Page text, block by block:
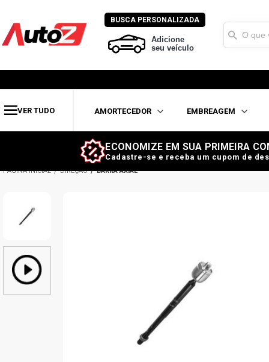
BUSCA PERSONALIZADA
Adicione
seu veículo
VER TUDO AMORTECEDOR EMBREAGEM
ECONOMIZE EM SUA PRIMEIRA
Cadastre-se e receba um cupom de
DIREÇÃO BARRA AXIAL